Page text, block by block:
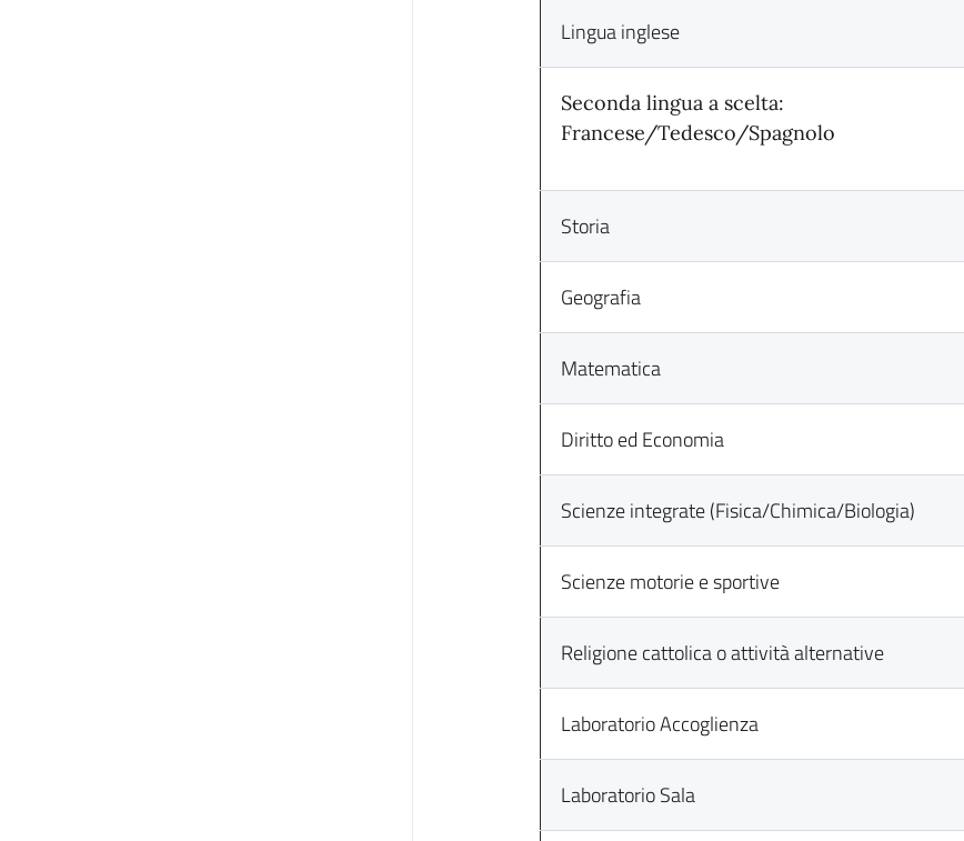
Lingua inglese
Seconda lingua a scelta:
Francese/Tedesco/Spagnolo
Storia
Geografia
Matematica
Diritto ed Economia
Scienze integrate (Fisica/Chimica/Biologia)
Scienze motorie e sportive
Religione cattolica o attività alternative
Laboratorio Accoglienza
Laboratorio Sala